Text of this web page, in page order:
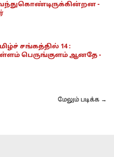
-
சங்கத்தில் 14 :
பெருங்குளம் ஆனதே -
மேலும் படிக்க →